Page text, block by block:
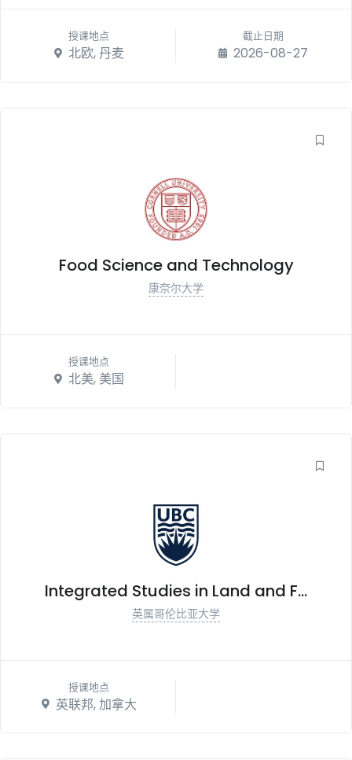
授课地点
北欧, 丹麦
截止日期
2026-08-27
Food Science and Technology
康奈尔大学
授课地点
北美, 美国
Integrated Studies in Land and F...
英属哥伦比亚大学
授课地点
英联邦, 加拿大